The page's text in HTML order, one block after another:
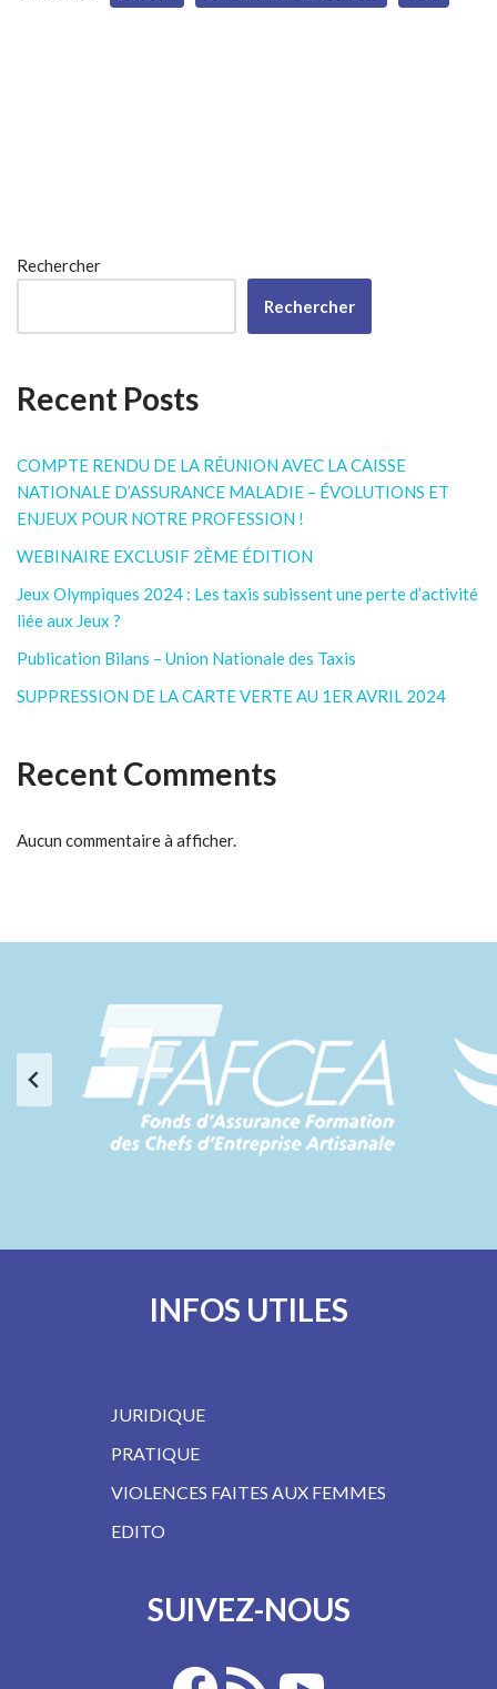
Rechercher
Rechercher
Recent Posts
COMPTE RENDU DE LA RÉUNION AVEC LA CAISSE
NATIONALE D’ASSURANCE MALADIE – ÉVOLUTIONS ET
ENJEUX POUR NOTRE PROFESSION !
WEBINAIRE EXCLUSIF 2ÈME ÉDITION
Jeux Olympiques 2024 : Les taxis subissent une perte d’activité
liée aux Jeux ?
Publication Bilans – Union Nationale des Taxis
SUPPRESSION DE LA CARTE VERTE AU 1ER AVRIL 2024
Recent Comments
Aucun commentaire à afficher.
INFOS UTILES
JURIDIQUE
PRATIQUE
VIOLENCES FAITES AUX FEMMES
EDITO
SUIVEZ-NOUS